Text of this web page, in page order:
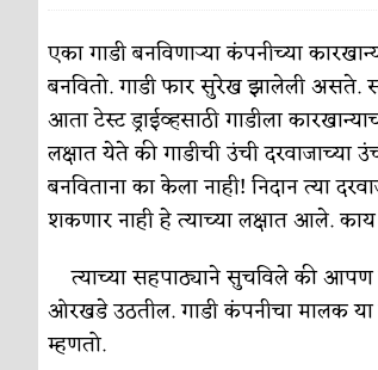
पाटलाची विहीर
शपथ कविता-गझल-चारोळी-
पुस्तके बदलायची आहेत
किती घोषणांचा पाऊस
कसं हुईन तं हू माय…
काळजाचे प्रेत कविता-गझल-
एका गाडी बनविणाऱ्या कंपनीच्या
बनवितो. गाडी फार सुरेख झालेली असते.
आता टेस्ट ड्राईव्हसाठी गाडीला
लक्षात येते की गाडीची उंची दरवाजाच्या
बनविताना का केला नाही! निदान त्या
शकणार नाही हे त्याच्या लक्षात आले.
त्याच्या सहपाठ्याने सुचविले की
ओरखडे उठतील. गाडी कंपनीचा मालक
म्हणतो.